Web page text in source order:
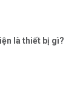
là thiết bị gì?